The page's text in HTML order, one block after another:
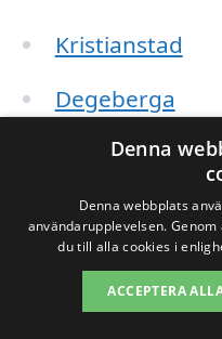
Kristianstad
Degeberga
Hässleholm
Osby
Röke
Vintjärn
Denna
Denna webbplats
användarupplevelsen.
du till alla cookies i
ACCEPTERA